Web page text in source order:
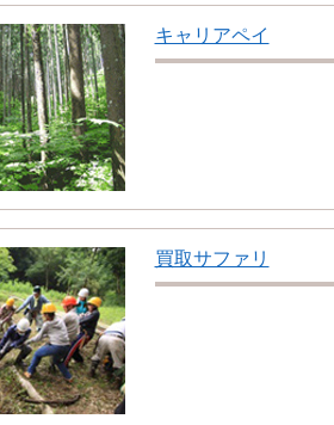
キャリアペイ
買取サファリ